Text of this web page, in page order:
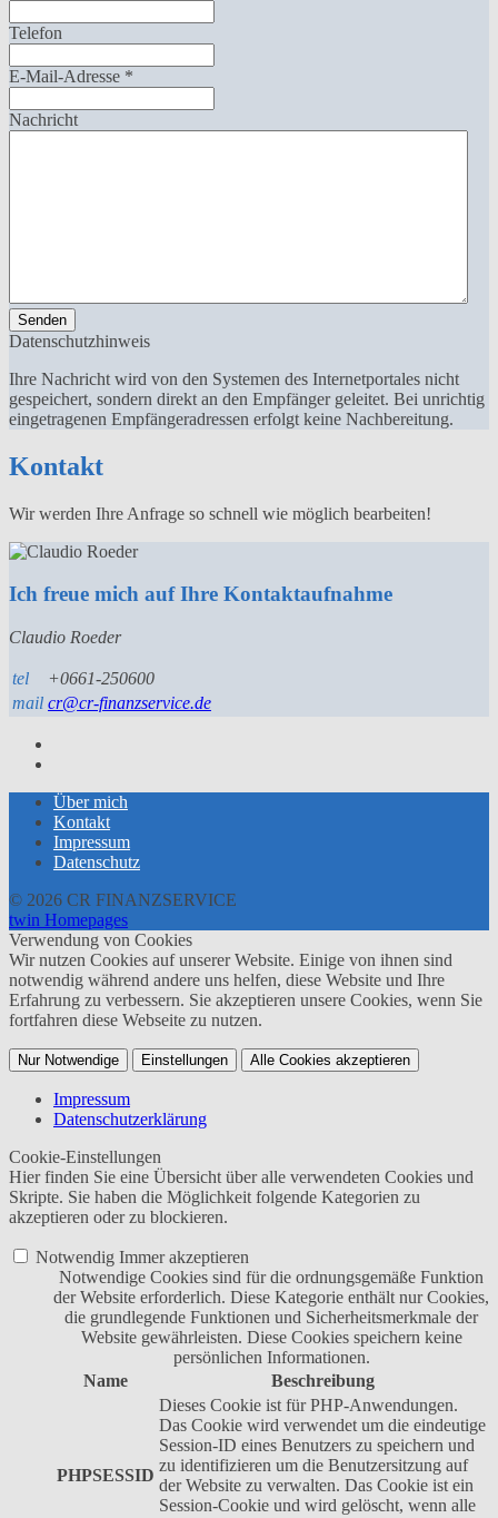
Telefon
E-Mail-Adresse *
Nachricht
Senden
Datenschutzhinweis
Ihre Nachricht wird von den Systemen des Internetportales nicht
gespeichert, sondern direkt an den Empfänger geleitet. Bei unrichtig
eingetragenen Empfängeradressen erfolgt keine Nachbereitung.
Kontakt
Wir werden Ihre Anfrage so schnell wie möglich bearbeiten!
Ich freue mich auf Ihre Kontaktaufnahme
Claudio Roeder
tel
+0661-250600
mail cr@cr-finanzservice.de
Über mich
Kontakt
Impressum
Datenschutz
© 2026 CR FINANZSERVICE
twin Homepages
Verwendung von Cookies
Wir nutzen Cookies auf unserer Website. Einige von ihnen sind
notwendig während andere uns helfen, diese Website und Ihre
Erfahrung zu verbessern. Sie akzeptieren unsere Cookies, wenn Sie
fortfahren diese Webseite zu nutzen.
Nur Notwendige Einstellungen Alle Cookies akzeptieren
Impressum
Datenschutzerklärung
Cookie-Einstellungen
Hier finden Sie eine Übersicht über alle verwendeten Cookies und
Skripte. Sie haben die Möglichkeit folgende Kategorien zu
akzeptieren oder zu blockieren.
Notwendig Immer akzeptieren
Notwendige Cookies sind für die ordnungsgemäße Funktion
der Website erforderlich. Diese Kategorie enthält nur Cookies,
die grundlegende Funktionen und Sicherheitsmerkmale der
Website gewährleisten. Diese Cookies speichern keine
persönlichen Informationen.
Name
Beschreibung
PHPSESSID
Dieses Cookie ist für PHP-Anwendungen.
Das Cookie wird verwendet um die eindeutige
Session-ID eines Benutzers zu speichern und
zu identifizieren um die Benutzersitzung auf
der Website zu verwalten. Das Cookie ist ein
Session-Cookie und wird gelöscht, wenn alle